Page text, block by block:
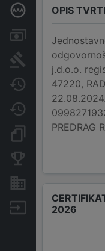
Dubinska
Računi i blokade
Sudske objave
Javne nabavke
Promjene
Dokumenti i
Nekretnine i
Izvoz
OPIS
j.d.o.o.
47220,
PREDRAG
2026